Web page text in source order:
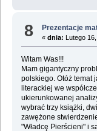
8 Prezentacje
«dnia: Lutego
Witam Was!!!
Mam gigantyczny
polskiego. Otóż temat
literackiej we
ukierunkowanej
wybrać trzy książki,
zawężone
"Władcę Pierścieni" i